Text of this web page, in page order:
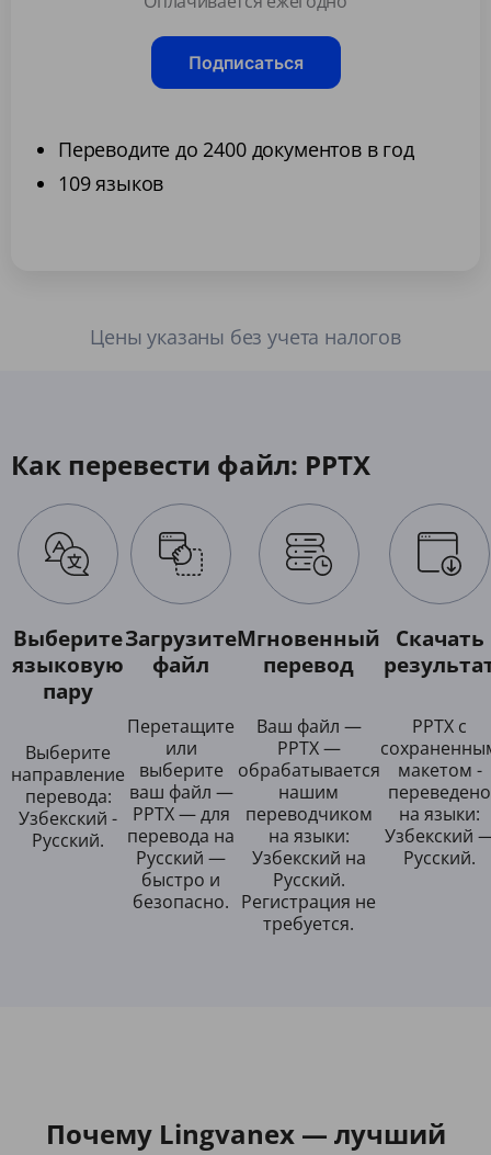
Подписаться
Переводите до 2400 документов в год
109 языков
Цены указаны без учета налогов
Как перевести файл: PPTX
Выберите
языковую
пару
Выберите
направление
перевода:
Узбекский -
Русский.
Загрузите
файл
Перетащите
или
выберите
ваш файл —
PPTX — для
перевода на
Русский —
быстро и
безопасно.
Мгновенный
перевод
Ваш файл —
PPTX —
обрабатывается
нашим
переводчиком
на языки:
Узбекский на
Русский.
Регистрация не
требуется.
Скачать
PPTX с
макетом -
переведено
на языки:
Узбекский
Русский.
Почему Lingvanex — лучший